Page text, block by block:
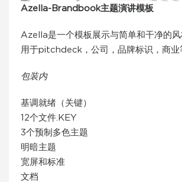
Azella-Brandbook主题演讲模板
Azella是一个模板展示与简单和干净的
用于pitchdeck，公司，品牌标识，商业
包装内
基调就绪（关键）
12个文件.KEY
3个预制多色主题
明暗主题
宽屏和标准
文档